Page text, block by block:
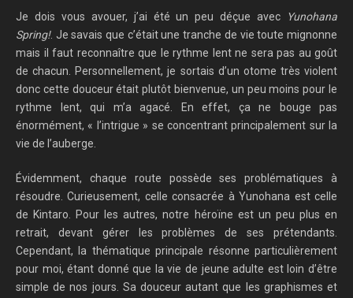
Je dois vous avouer, j’ai été un peu déçue avec
Yunohana
Spring!. Je savais que c’était une tranche de vie toute mignonne
mais il faut reconnaître que le rythme lent ne sera pas au goût
de chacun. Personnellement, je sortais d’un otome très violent
donc cette douceur était plutôt bienvenue, un peu moins pour le
rythme lent, qui m’a agacé. En effet, ça ne bouge pas
énormément, « l’intrigue » se concentrant principalement sur la
vie de l’auberge.
Évidemment, chaque route possède ses problématiques à
résoudre. Curieusement, celle consacrée à Yunohana est celle
de Kintaro. Pour les autres, notre héroïne est un peu plus en
retrait, devant gérer les problèmes de ses prétendants.
Cependant, la thématique principale résonne particulièrement
pour moi, étant donné que la vie de jeune adulte est loin d’être
simple de nos jours. Sa douceur autant que les graphismes et